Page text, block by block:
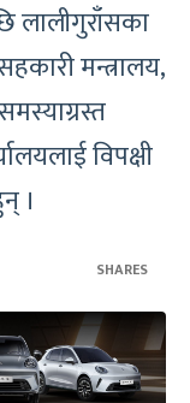
लालीगुराँसका
मन्त्रालय,
विपक्षी
।
SHARES